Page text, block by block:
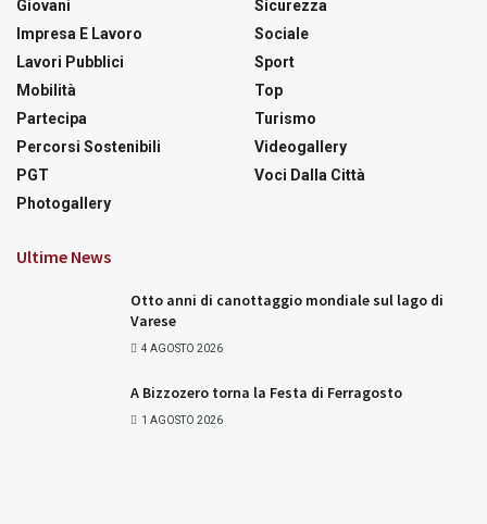
Giovani
Impresa E Lavoro
Lavori Pubblici
Mobilità
Partecipa
Percorsi Sostenibili
PGT
Photogallery
Sicurezza
Sociale
Sport
Top
Turismo
Videogallery
Voci Dalla Città
Ultime News
Otto anni di canottaggio mondiale sul lago di
Varese
4 AGOSTO 2026
A Bizzozero torna la Festa di Ferragosto
1 AGOSTO 2026